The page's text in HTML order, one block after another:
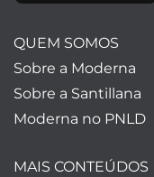
QUEM SOMOS
Sobre a Moderna
Sobre a Santillana
Moderna no PNLD
MAIS CONTEÚDOS